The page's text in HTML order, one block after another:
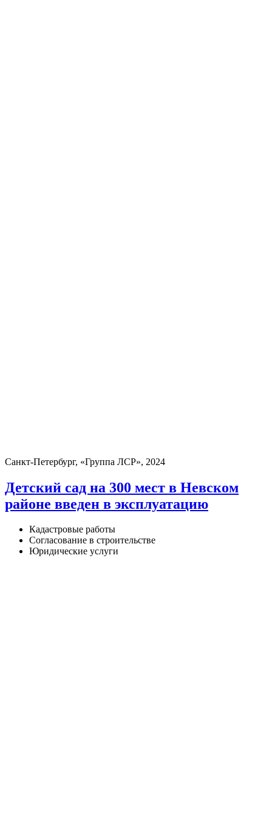
Санкт-Петербург, «Группа ЛСР», 2024
Детский сад на 300 мест в Невском
районе введен в эксплуатацию
Кадастровые работы
Согласование в строительстве
Юридические услуги